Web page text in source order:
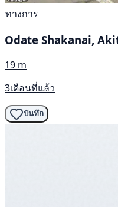
ทางการ
Odate Shakanai,
19 m
3เดือนที่แล้ว
บันทึก